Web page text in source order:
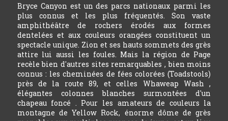
Bryce Canyon est un des parcs nationaux parmi les
plus connus et les plus fréquentés. Son vaste
amphithéâtre de rochers érodés aux formes
dentelées et aux couleurs orangées constituent un
spectacle unique. Zion et ses hauts sommets des grès
attire lui aussi les foules. Mais la région de Page
recèle bien d'autres sites remarquables , bien moins
connus : les cheminées de fées colorées (Toadstools)
près de la route 89, et celles Whaweap Wash ,
élégantes colonnes blanches surmontées d'un
chapeau foncé . Pour les amateurs de couleurs la
montagne de Yellow Rock, énorme dôme de grès